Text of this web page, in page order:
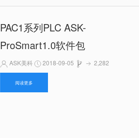
PAC1系列PLC ASK-
ProSmart1.0软件包
ASK美科 2018-09-05 2,282
阅读更多